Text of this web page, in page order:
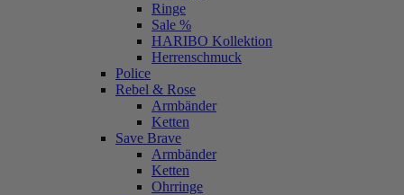
Ringe
Sale %
HARIBO Kollektion
Herrenschmuck
Police
Rebel & Rose
Armbänder
Ketten
Save Brave
Armbänder
Ketten
Ohrringe